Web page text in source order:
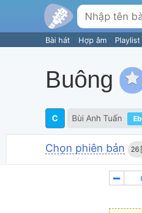
Bài hát Hợp âm Playlist
Buông
C Bùi Anh Tuấn Eb
Chọn phiên bản 26